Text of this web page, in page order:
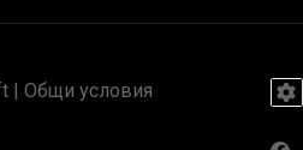
| Общи условия